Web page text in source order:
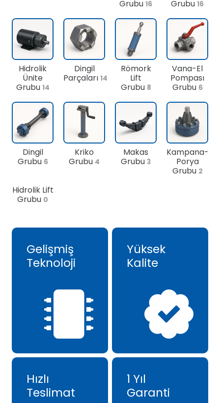
Grubu 16
Grubu 16
Hidrolik
Ünite
Grubu 14
Dingil
Parçaları 14
Römork
Lift
Grubu 8
Vana-El
Pompası
Grubu 6
Dingil
Grubu 6
Kriko
Grubu 4
Makas
Grubu 3
Kampana-
Porya
Grubu 2
Hidrolik Lift
Grubu 0
Gelişmiş
Teknoloji
Yüksek
Kalite
Hızlı
Teslimat
1 Yıl
Garanti